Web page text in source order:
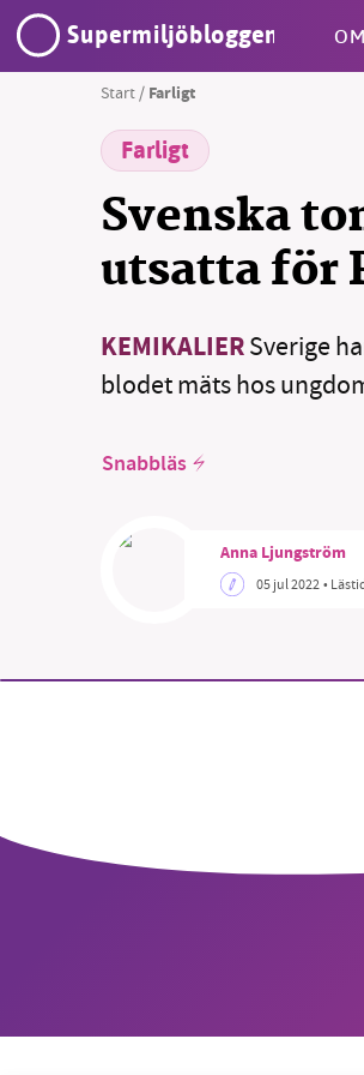
Supermiljöbloggen
Start / Farligt
Farligt
Svenska
utsatta för
KEMIKALIERSverige
blodet mäts hos
Snabbläs
Anna Ljungström
05 jul 2022•